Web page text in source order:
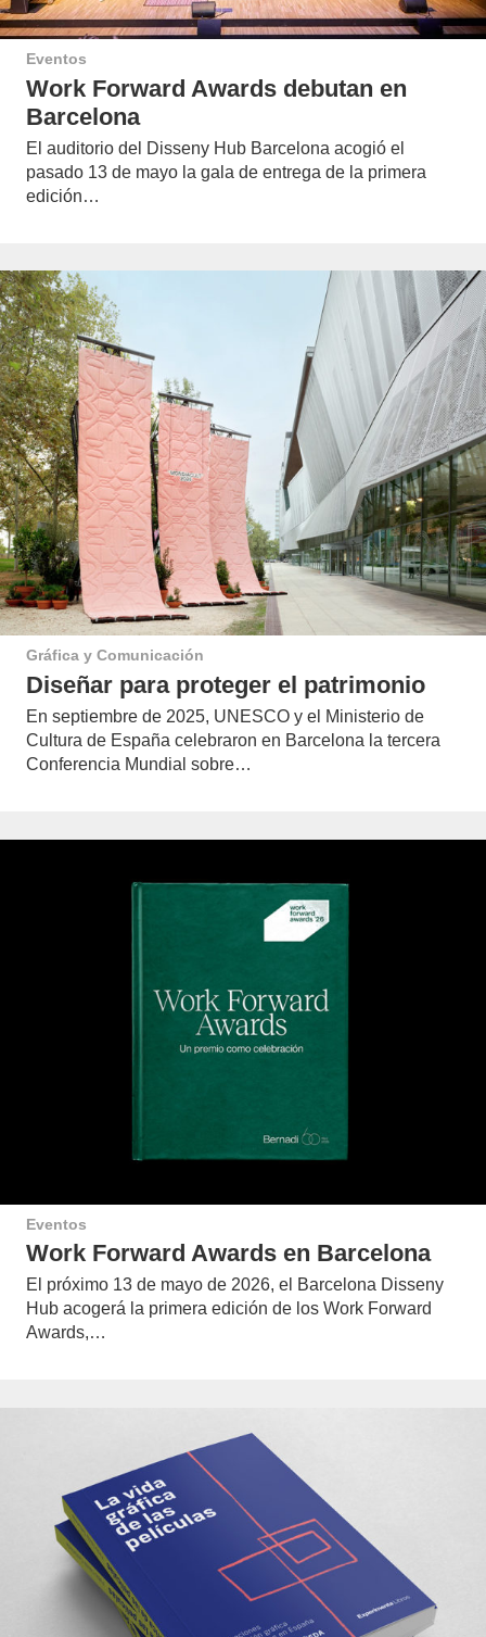
Eventos
Work Forward Awards debutan en
Barcelona
El auditorio del Disseny Hub Barcelona acogió el
pasado 13 de mayo la gala de entrega de la primera
edición…
Gráfica y Comunicación
Diseñar para proteger el patrimonio
En septiembre de 2025, UNESCO y el Ministerio de
Cultura de España celebraron en Barcelona la tercera
Conferencia Mundial sobre…
Eventos
Work Forward Awards en Barcelona
El próximo 13 de mayo de 2026, el Barcelona Disseny
Hub acogerá la primera edición de los Work Forward
Awards,…